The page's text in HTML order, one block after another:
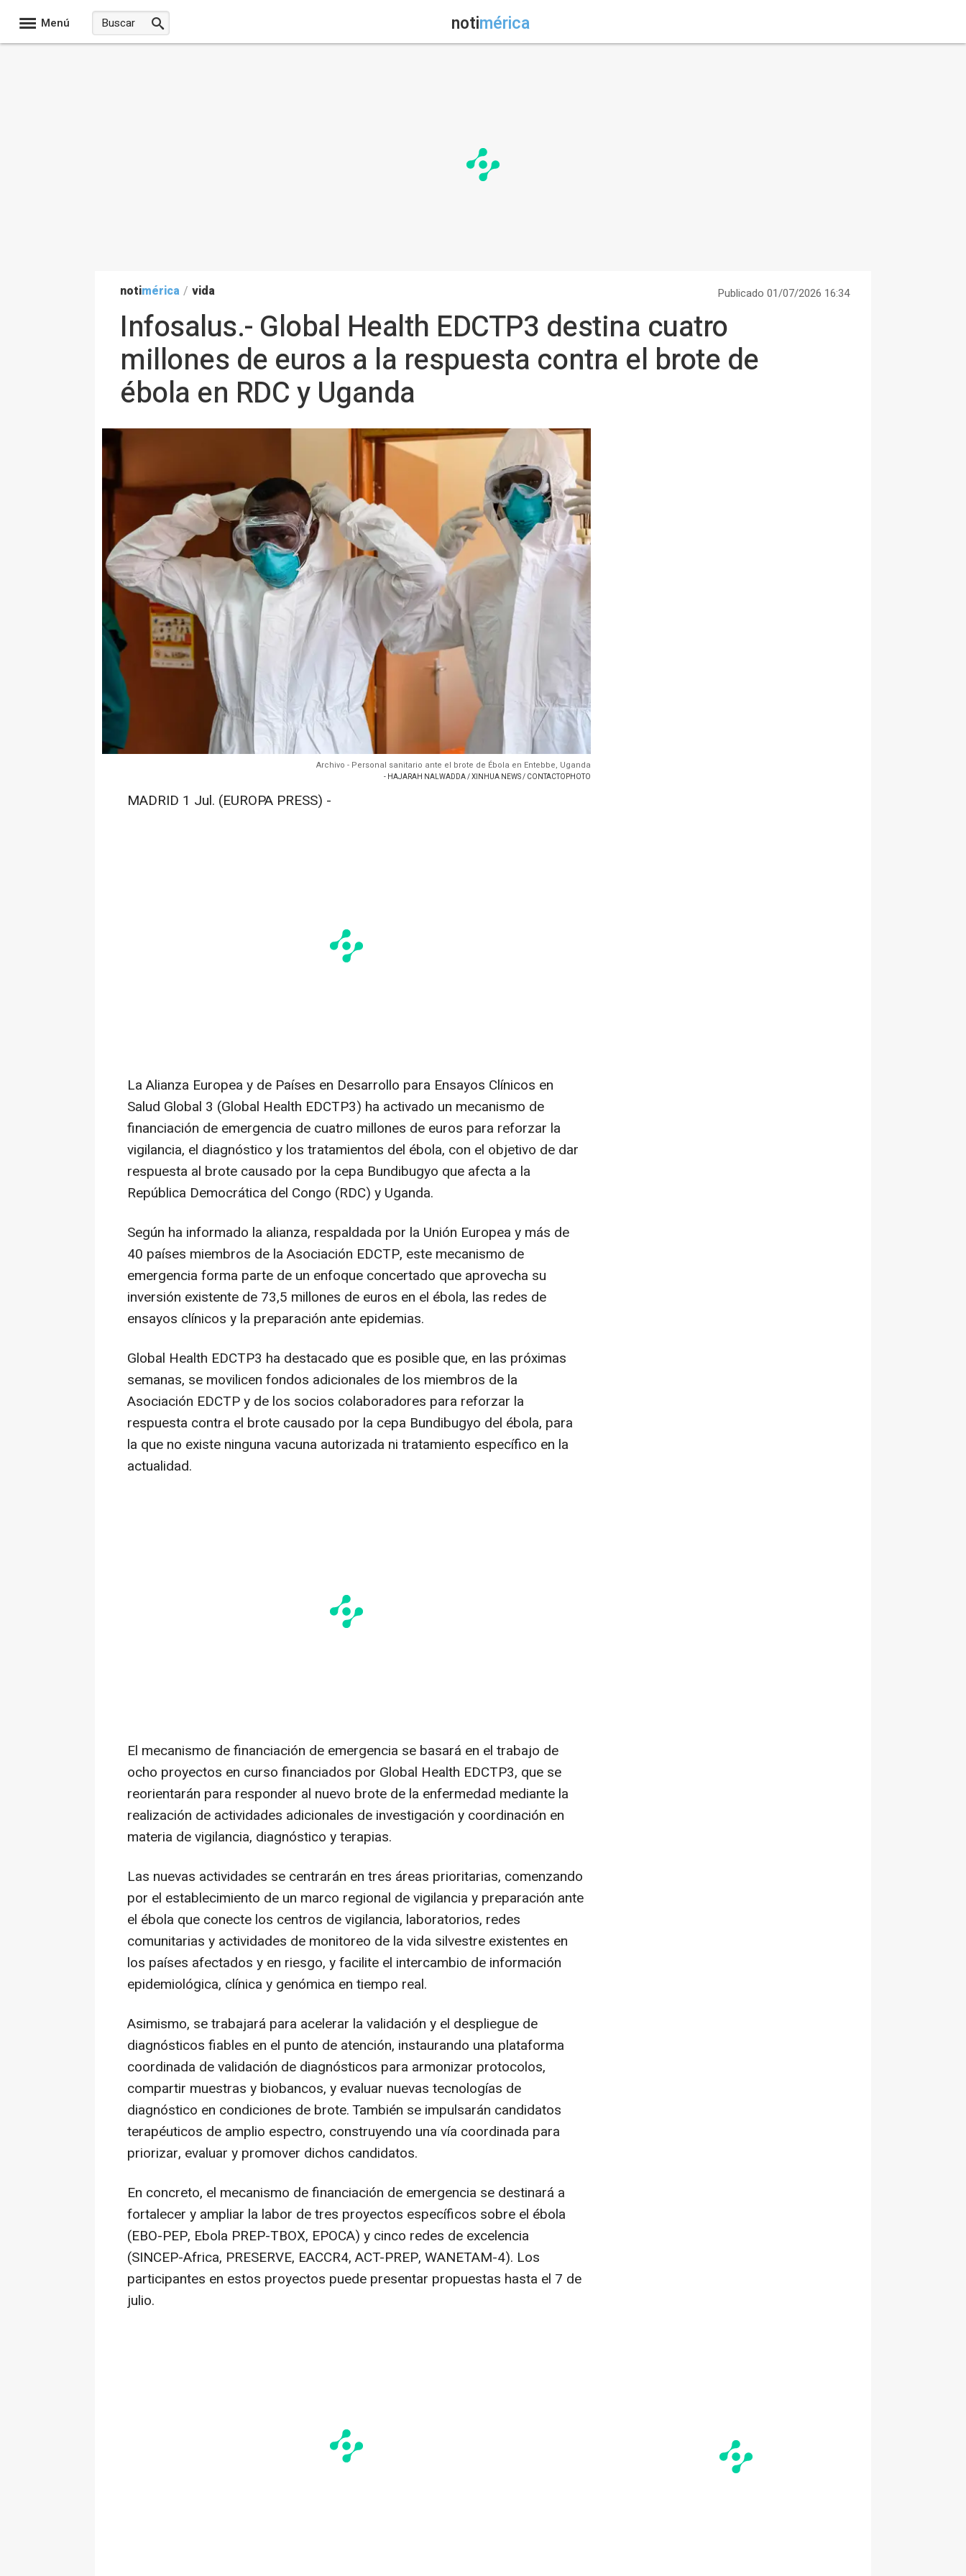
Menú notimérica
notimérica / vida Publicado 01/07/2026 16:34
Infosalus.- Global Health EDCTP3 destina cuatro
millones de euros a la respuesta contra el brote de
ébola en RDC y Uganda
Archivo - Personal sanitario ante el brote de Ébola en Entebbe, Uganda
- HAJARAH NALWADDA / XINHUA NEWS / CONTACTOPHOTO
MADRID 1 Jul. (EUROPA PRESS) -
La Alianza Europea y de Países en Desarrollo para Ensayos Clínicos en
Salud Global 3 (Global Health EDCTP3) ha activado un mecanismo de
financiación de emergencia de cuatro millones de euros para reforzar la
vigilancia, el diagnóstico y los tratamientos del ébola, con el objetivo de dar
respuesta al brote causado por la cepa Bundibugyo que afecta a la
República Democrática del Congo (RDC) y Uganda.
Según ha informado la alianza, respaldada por la Unión Europea y más de
40 países miembros de la Asociación EDCTP, este mecanismo de
emergencia forma parte de un enfoque concertado que aprovecha su
inversión existente de 73,5 millones de euros en el ébola, las redes de
ensayos clínicos y la preparación ante epidemias.
Global Health EDCTP3 ha destacado que es posible que, en las próximas
semanas, se movilicen fondos adicionales de los miembros de la
Asociación EDCTP y de los socios colaboradores para reforzar la
respuesta contra el brote causado por la cepa Bundibugyo del ébola, para
la que no existe ninguna vacuna autorizada ni tratamiento específico en la
actualidad.
El mecanismo de financiación de emergencia se basará en el trabajo de
ocho proyectos en curso financiados por Global Health EDCTP3, que se
reorientarán para responder al nuevo brote de la enfermedad mediante la
realización de actividades adicionales de investigación y coordinación en
materia de vigilancia, diagnóstico y terapias.
Las nuevas actividades se centrarán en tres áreas prioritarias, comenzando
por el establecimiento de un marco regional de vigilancia y preparación ante
el ébola que conecte los centros de vigilancia, laboratorios, redes
comunitarias y actividades de monitoreo de la vida silvestre existentes en
los países afectados y en riesgo, y facilite el intercambio de información
epidemiológica, clínica y genómica en tiempo real.
Asimismo, se trabajará para acelerar la validación y el despliegue de
diagnósticos fiables en el punto de atención, instaurando una plataforma
coordinada de validación de diagnósticos para armonizar protocolos,
compartir muestras y biobancos, y evaluar nuevas tecnologías de
diagnóstico en condiciones de brote. También se impulsarán candidatos
terapéuticos de amplio espectro, construyendo una vía coordinada para
priorizar, evaluar y promover dichos candidatos.
En concreto, el mecanismo de financiación de emergencia se destinará a
fortalecer y ampliar la labor de tres proyectos específicos sobre el ébola
(EBO-PEP, Ebola PREP-TBOX, EPOCA) y cinco redes de excelencia
(SINCEP-Africa, PRESERVE, EACCR4, ACT-PREP, WANETAM-4). Los
participantes en estos proyectos puede presentar propuestas hasta el 7 de
julio.